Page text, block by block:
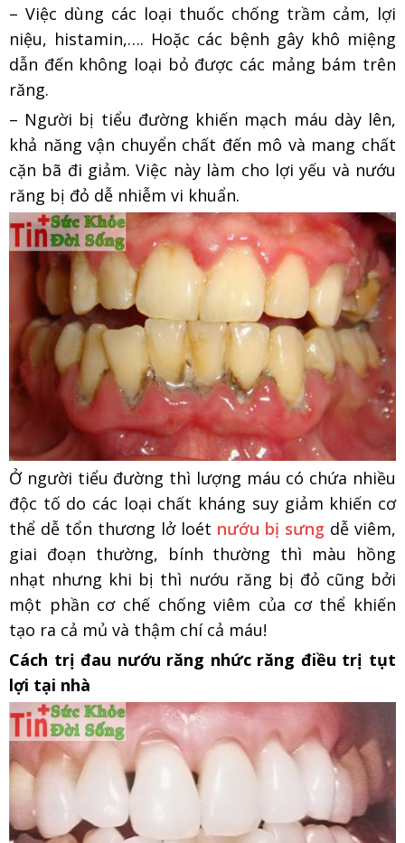
– Việc dùng các loại thuốc chống trầm cảm, lợi
niệu, histamin,…. Hoặc các bệnh gây khô miệng
dẫn đến không loại bỏ được các mảng bám trên
răng.
– Người bị tiểu đường khiến mạch máu dày lên,
khả năng vận chuyển chất đến mô và mang chất
cặn bã đi giảm. Việc này làm cho lợi yếu và nướu
răng bị đỏ dễ nhiễm vi khuẩn.
Ở người tiểu đường thì lượng máu có chứa nhiều
độc tố do các loại chất kháng suy giảm khiến cơ
thể dễ tổn thương lở loét nướu bị sưng dễ viêm,
giai đoạn thường, bính thường thì màu hồng
nhạt nhưng khi bị thì nướu răng bị đỏ cũng bởi
một phần cơ chế chống viêm của cơ thể khiến
tạo ra cả mủ và thậm chí cả máu!
Cách trị đau nướu răng nhức răng điều trị tụt
lợi tại nhà